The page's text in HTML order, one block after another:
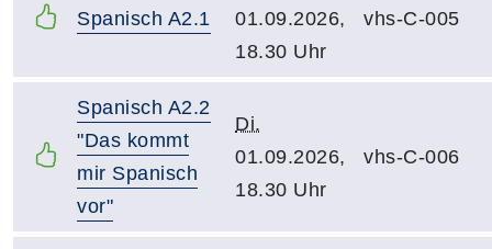
Spanisch A2.1
01.09.2026,
18.30 Uhr
vhs-C-005
Spanisch A2.2
"Das kommt
mir Spanisch
vor"
Di.
01.09.2026,
18.30 Uhr
vhs-C-006